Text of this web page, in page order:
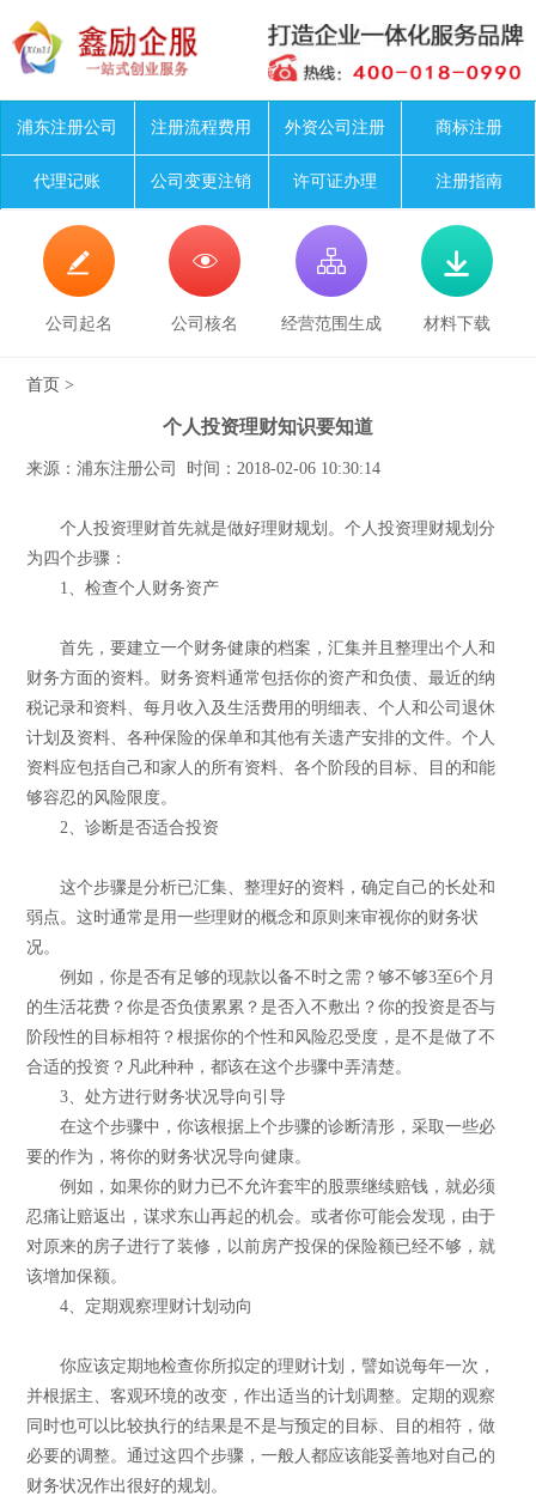
浦东注册公司 注册流程费用 外资公司注册 商标注册
代理记账 公司变更注销 许可证办理 注册指南

公司起名

公司核名

经营范围生成

材料下载
首页 >
个人投资理财知识要知道
来源：浦东注册公司 时间：2018-02-06 10:30:14
个人投资理财首先就是做好理财规划。个人投资理财规划分
为四个步骤：
1、检查个人财务资产
首先，要建立一个财务健康的档案，汇集并且整理出个人和
财务方面的资料。财务资料通常包括你的资产和负债、最近的纳
税记录和资料、每月收入及生活费用的明细表、个人和公司退休
计划及资料、各种保险的保单和其他有关遗产安排的文件。个人
资料应包括自己和家人的所有资料、各个阶段的目标、目的和能
够容忍的风险限度。
2、诊断是否适合投资
这个步骤是分析已汇集、整理好的资料，确定自己的长处和
弱点。这时通常是用一些理财的概念和原则来审视你的财务状
况。
例如，你是否有足够的现款以备不时之需？够不够3至6个月
的生活花费？你是否负债累累？是否入不敷出？你的投资是否与
阶段性的目标相符？根据你的个性和风险忍受度，是不是做了不
合适的投资？凡此种种，都该在这个步骤中弄清楚。
3、处方进行财务状况导向引导
在这个步骤中，你该根据上个步骤的诊断清形，采取一些必
要的作为，将你的财务状况导向健康。
例如，如果你的财力已不允许套牢的股票继续赔钱，就必须
忍痛让赔返出，谋求东山再起的机会。或者你可能会发现，由于
对原来的房子进行了装修，以前房产投保的保险额已经不够，就
该增加保额。
4、定期观察理财计划动向
你应该定期地检查你所拟定的理财计划，譬如说每年一次，
并根据主、客观环境的改变，作出适当的计划调整。定期的观察
同时也可以比较执行的结果是不是与预定的目标、目的相符，做
必要的调整。通过这四个步骤，一般人都应该能妥善地对自己的
财务状况作出很好的规划。